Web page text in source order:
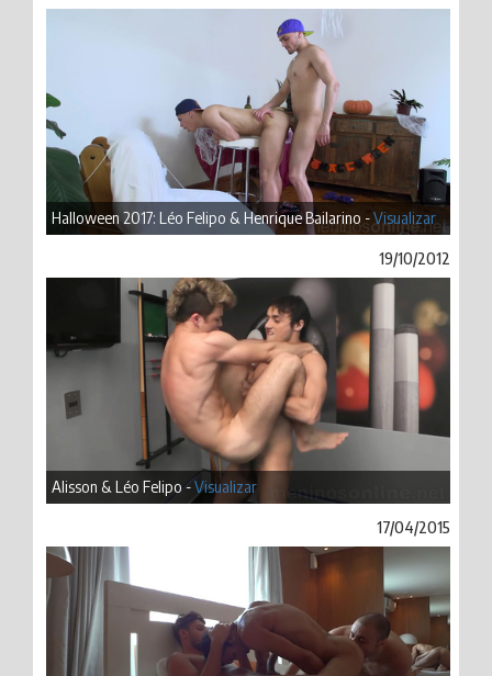
Halloween 2017: Léo Felipo & Henrique Bailarino -Visualizar
19/10/2012
Alisson & Léo Felipo -Visualizar
17/04/2015